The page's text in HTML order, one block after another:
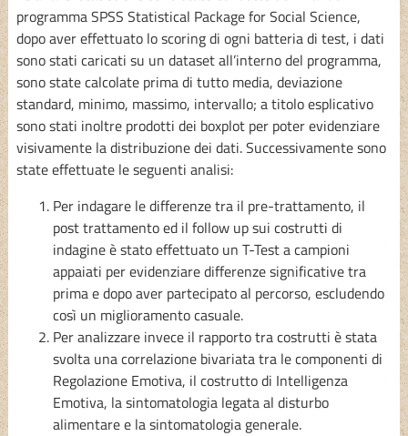
programma SPSS Statistical Package for Social Science,
dopo aver effettuato lo scoring di ogni batteria di test, i dati
sono stati caricati su un dataset all’interno del programma,
sono state calcolate prima di tutto media, deviazione
standard, minimo, massimo, intervallo; a titolo esplicativo
sono stati inoltre prodotti dei boxplot per poter evidenziare
visivamente la distribuzione dei dati. Successivamente sono
state effettuate le seguenti analisi:
Per indagare le differenze tra il pre-trattamento, il
post trattamento ed il follow up sui costrutti di
indagine è stato effettuato un T-Test a campioni
appaiati per evidenziare differenze significative tra
prima e dopo aver partecipato al percorso, escludendo
così un miglioramento casuale.
Per analizzare invece il rapporto tra costrutti è stata
svolta una correlazione bivariata tra le componenti di
Regolazione Emotiva, il costrutto di Intelligenza
Emotiva, la sintomatologia legata al disturbo
alimentare e la sintomatologia generale.